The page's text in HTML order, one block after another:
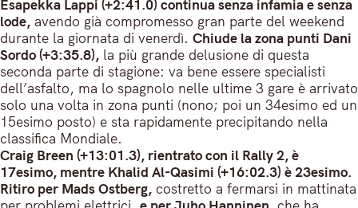
Esapekka Lappi (+2:41.0) continua senza infamia e senza
lode, avendo già compromesso gran parte del weekend
durante la giornata di venerdì. Chiude la zona punti Dani
Sordo (+3:35.8), la più grande delusione di questa
seconda parte di stagione: va bene essere specialisti
dell’asfalto, ma lo spagnolo nelle ultime 3 gare è arrivato
solo una volta in zona punti (nono; poi un 34esimo ed un
15esimo posto) e sta rapidamente precipitando nella
classifica Mondiale.
Craig Breen (+13:01.3), rientrato con il Rally 2, è
17esimo, mentre Khalid Al-Qasimi (+16:02.3) è 23esimo.
Ritiro per Mads Ostberg, costretto a fermarsi in mattinata